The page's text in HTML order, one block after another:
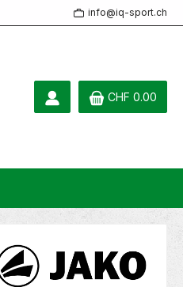
info@iq-sport.ch
CHF 0.00